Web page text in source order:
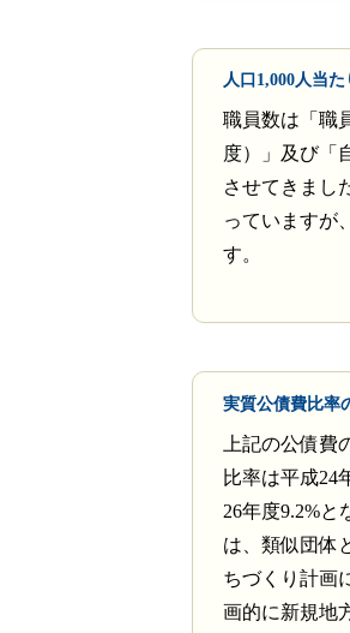
人口1,000人当
職員数は「職
度）」及び「
させてきまし
っていますが
す。
実質公債費比率
上記の公債
比率は平成24
26年度9.2%
は、類似団体
ちづくり計画
画的に新規地